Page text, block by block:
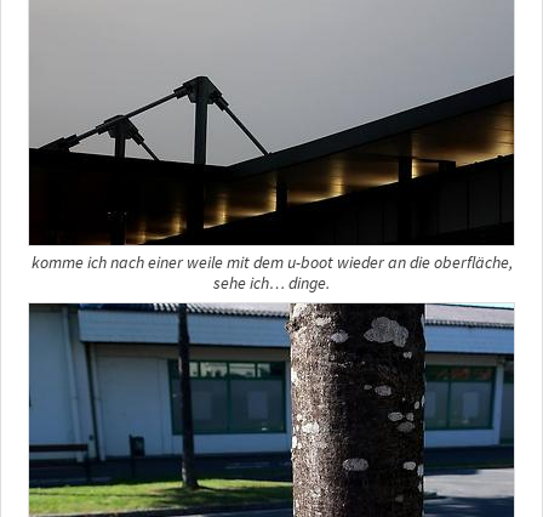
komme ich nach einer weile mit dem u-boot wieder an die oberfläche,
sehe ich… dinge.